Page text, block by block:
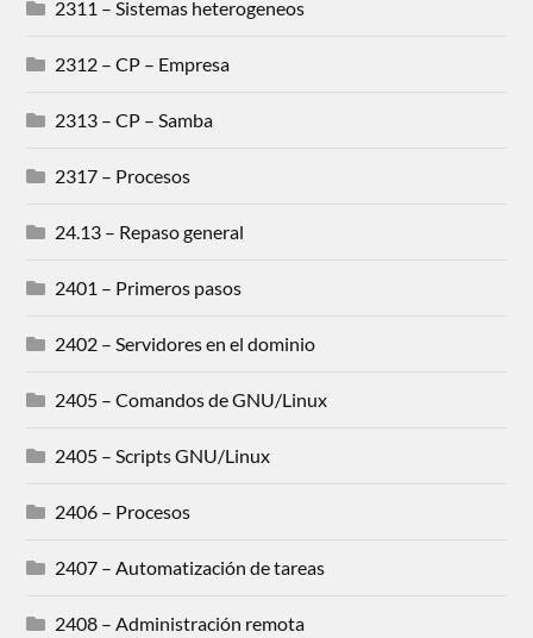
2311 – Sistemas heterogeneos
2312 – CP – Empresa
2313 – CP – Samba
2317 – Procesos
24.13 – Repaso general
2401 – Primeros pasos
2402 – Servidores en el dominio
2405 – Comandos de GNU/Linux
2405 – Scripts GNU/Linux
2406 – Procesos
2407 – Automatización de tareas
2408 – Administración remota